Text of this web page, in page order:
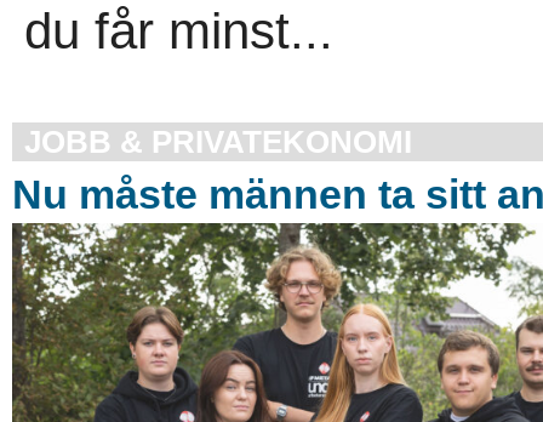
du får minst...
JOBB & PRIVATEKONOMI
Nu måste männen ta sitt